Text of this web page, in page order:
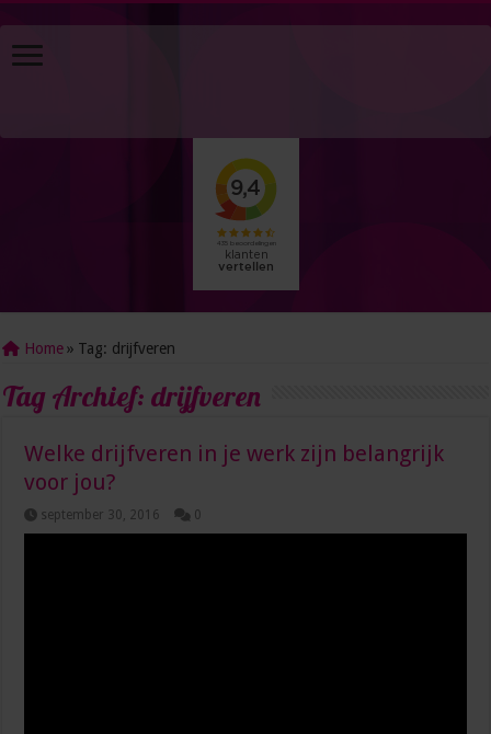
Home » Tag: drijfveren
Tag Archief:drijfveren
Welke drijfveren in je werk zijn belangrijk
voor jou?
september 30, 2016 0